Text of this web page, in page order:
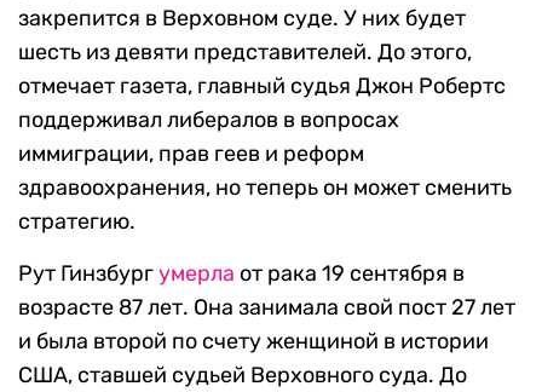
закрепится в Верховном суде. У них будет
шесть из девяти представителей. До этого,
отмечает газета, главный судья Джон Робертс
поддерживал либералов в вопросах
иммиграции, прав геев и реформ
здравоохранения, но теперь он может сменить
стратегию.
Рут Гинзбургумерла от рака 19 сентября в
возрасте 87 лет. Она занимала свой пост 27 лет
и была второй по счету женщиной в истории
США, ставшей судьей Верховного суда. До